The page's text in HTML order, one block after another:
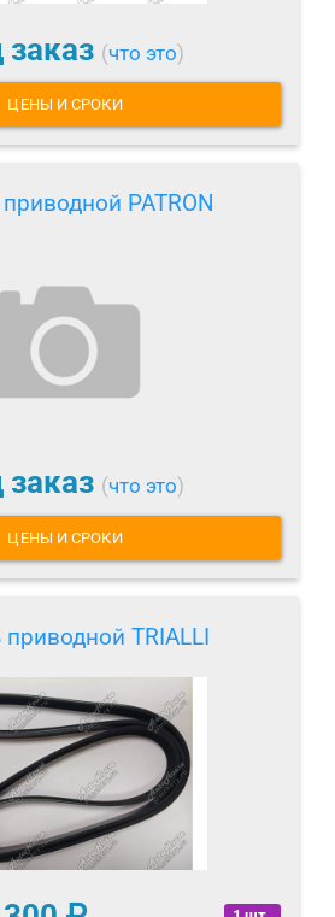
(что это)
ЦЕНЫ И СРОКИ
PATRON
(что это)
ЦЕНЫ И СРОКИ
TRIALLI